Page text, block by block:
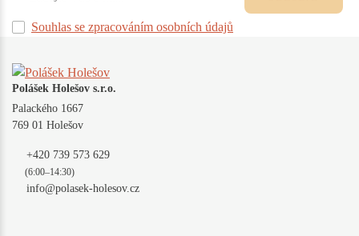
Souhlas se zpracováním osobních údajů
Polášek Holešov s.r.o.
Palackého 1667
769 01 Holešov
+420 739 573 629
(6:00–14:30)
info@polasek-holesov.cz